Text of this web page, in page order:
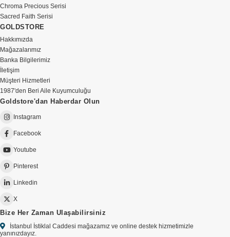
Chroma Precious Serisi
Sacred Faith Serisi
GOLDSTORE
Hakkımızda
Mağazalarımız
Banka Bilgilerimiz
İletişim
Müşteri Hizmetleri
1987'den Beri Aile Kuyumculuğu
Goldstore'dan Haberdar Olun
Instagram
Facebook
Youtube
Pinterest
Linkedin
X
Bize Her Zaman Ulaşabilirsiniz
İstanbul İstiklal Caddesi mağazamız ve online destek hizmetimizle
yanınızdayız.